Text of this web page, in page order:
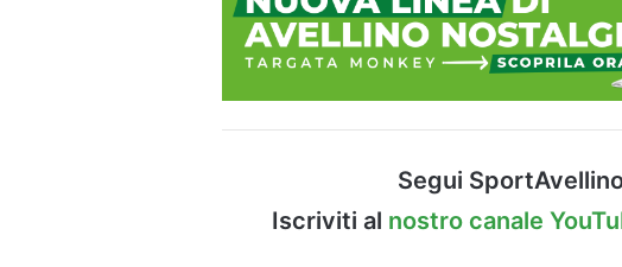
Segui
Iscriviti al nostro canale